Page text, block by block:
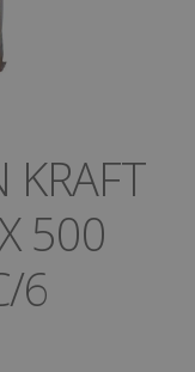
KRAFT
500
6